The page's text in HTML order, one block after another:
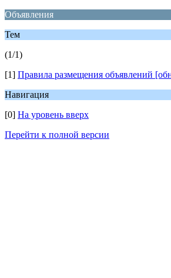
Объявления
Тем
(1/1)
[1] Правила размещения объявлений
Навигация
[0] На уровень вверх
Перейти к полной версии